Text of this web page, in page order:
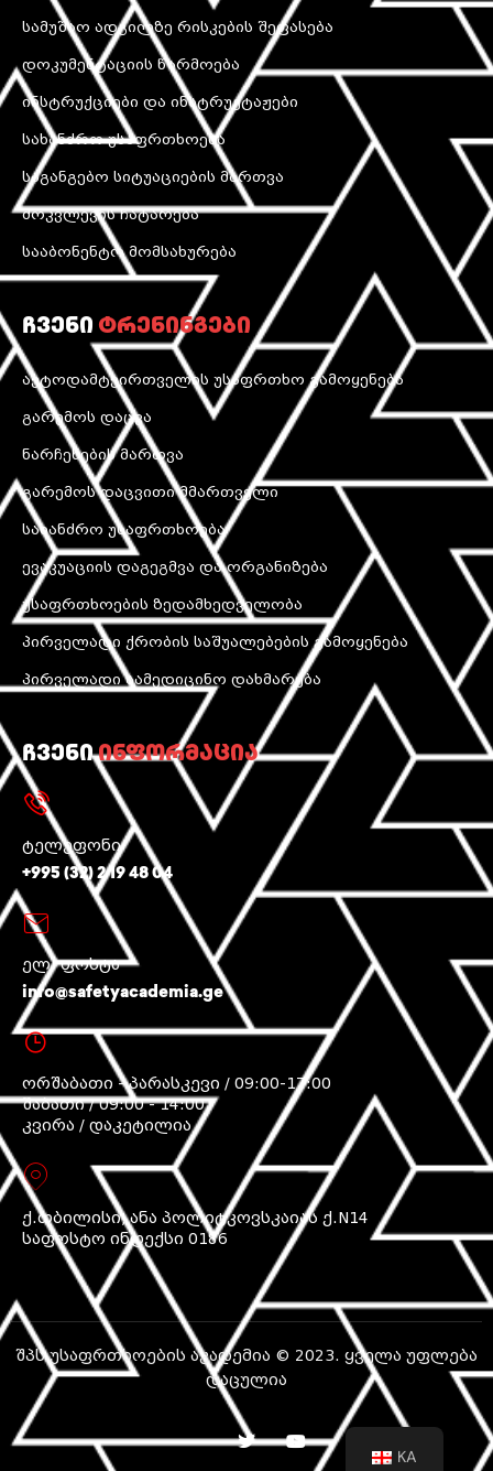
სამუშაო ადგილზე რისკების შეფასება
დოკუმენტაციის წარმოება
ინსტრუქციები და ინსტრუქტაჟები
სახანძრო უსაფრთხოება
საგანგებო სიტუაციების მართვა
მოკვლევის ჩატარება
სააბონენტო მომსახურება
ჩვენი ტრენინგები
ავტოდამტვირთველის უსაფრთხო გამოყენება
გარემოს დაცვა
ნარჩენების მართვა
გარემოს დაცვითი მმართველი
სახანძრო უსაფრთხოება
ევაკუაციის დაგეგმვა და ორგანიზება
უსაფრთხოების ზედამხედველობა
პირველადი ქრობის საშუალებების გამოყენება
პირველადი სამედიცინო დახმარება
ჩვენიინფორმაცია
ტელეფონი
+995 (32) 2 19 48 04
ელ. ფოსტა
info@safetyacademia.ge
ორშაბათი - პარასკევი / 09:00-17:00
შაბათი / 09:00 - 14:00
კვირა / დაკეტილია
ქ.თბილისი, ანა პოლიტკოვსკაიას ქ.N14
საფოსტო ინდექსი 0186
შპს უსაფრთხოების აკადემია © 2023. ყველა უფლება
დაცულია
KA